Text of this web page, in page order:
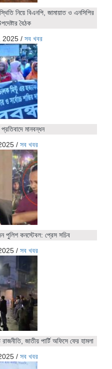
নিয়ে বিএনপি, জামায়াত ও এনসিপির
বৈঠক
2025 / সব খবর
মানবন্ধন
/ সব খবর
পুলিশ কনস্টেবল: প্রেস সচিব
/ সব খবর
জাতীয় পার্টি অফিসে ফের হামলা
/ সব খবর